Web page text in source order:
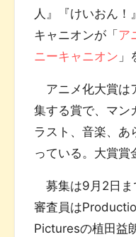
人』『けいおん
キャニオンが「ア
ニーキャニオン 」
アニメ化大賞は
集する賞で、マン
ラスト、音楽、あ
っている。大賞賞
募集は9月2日ま
審査員は
Picturesの植田益